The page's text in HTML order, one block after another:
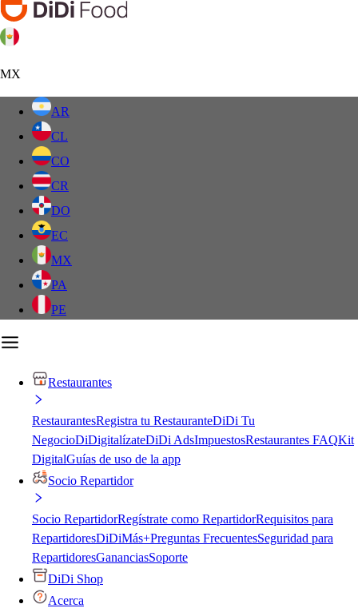
MX
AR
CL
CO
CR
DO
EC
MX
PA
PE
Restaurantes
RestaurantesRegistra tu RestauranteDiDi Tu
NegocioDiDigitalízateDiDi AdsImpuestosRestaurantes FAQKit
DigitalGuías de uso de la app
Socio Repartidor
Socio RepartidorRegístrate como RepartidorRequisitos para
RepartidoresDiDiMás+Preguntas FrecuentesSeguridad para
RepartidoresGananciasSoporte
DiDi Shop
Acerca